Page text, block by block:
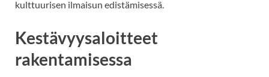
kulttuurisen ilmaisun edistämisessä.
Kestävyysaloitteet
rakentamisessa